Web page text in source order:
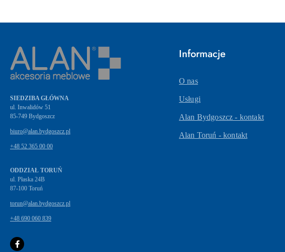
SIEDZIBA GŁÓWNA
ul. Inwalidów 51
biuro@alan.bydgoszcz.pl
+48 52 365 00 00
ODDZIAŁ TORUŃ
ul. Płaska 24B
87-100 Toruń
torun@alan.bydgoszcz.pl
+48 690 060 839
Informacje
O nas
Usługi
Alan Bydgoszcz - kontakt
Alan Toruń - kontakt